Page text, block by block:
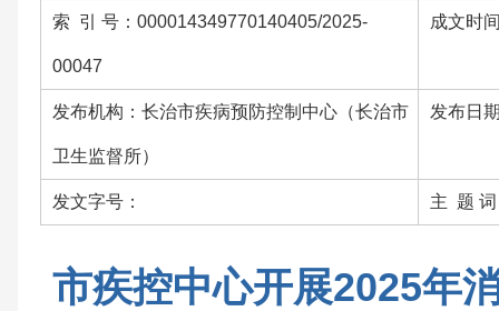
索 引 号：000014349770140405/2025-
00047
成文时
发布机构：长治市疾病预防控制中心（长治市
卫生监督所）
发布日
发文字号： 主 题 词
市疾控中心开展2025年